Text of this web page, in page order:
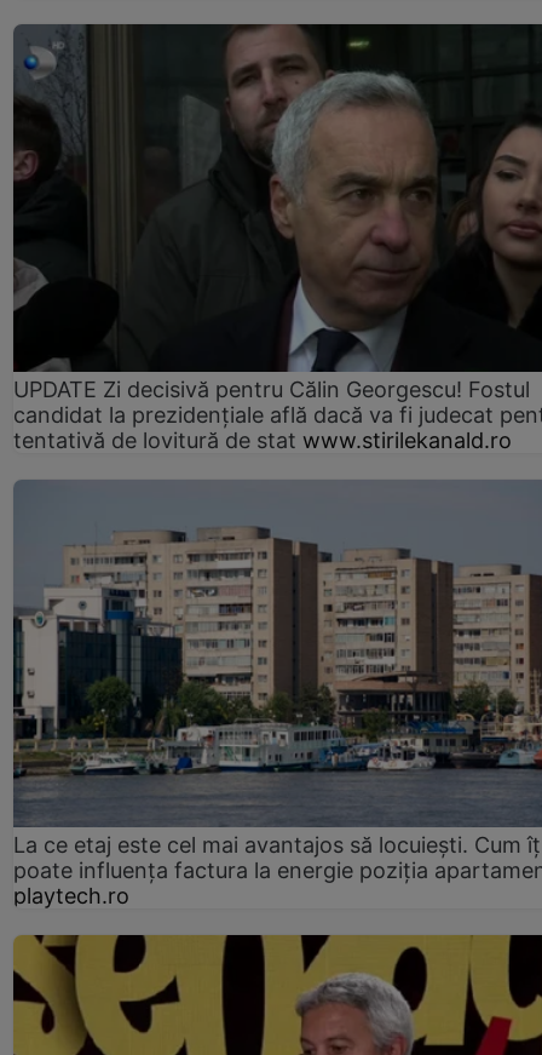
UPDATE Zi decisivă pentru Călin Georgescu! Fostul
candidat la prezidențiale află dacă va fi judecat
tentativă de lovitură de stat www.stirilekanald.ro
La ce etaj este cel mai avantajos să locuiești. Cum
poate influența factura la energie poziția
playtech.ro